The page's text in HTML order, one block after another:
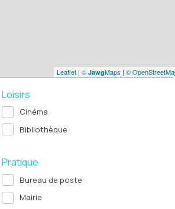
Leaflet | © JawgMaps | ©
Loisirs
Cinéma
Bibliothèque
Pratique
Bureau de poste
Mairie